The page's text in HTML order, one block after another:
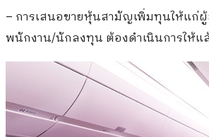
– การเสนอขายหุ้นสามัญเพิ่มทุนให้แก่
พนักงาน/นักลงทุน ต้องดำเนินการให้แล้